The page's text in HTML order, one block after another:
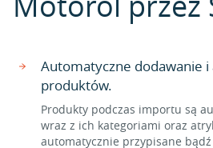
Automatyczne dodawanie
produktów.
Produkty podczas importu są
wraz z ich kategoriami oraz
automatycznie przypisane